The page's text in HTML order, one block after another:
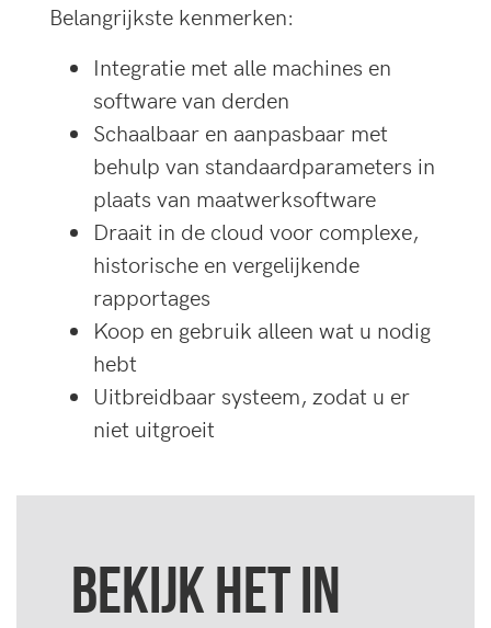
Belangrijkste kenmerken:
Integratie met alle machines en
software van derden
Schaalbaar en aanpasbaar met
behulp van standaardparameters in
plaats van maatwerksoftware
Draait in de cloud voor complexe,
historische en vergelijkende
rapportages
Koop en gebruik alleen wat u nodig
hebt
Uitbreidbaar systeem, zodat u er
niet uitgroeit
BEKIJK HET IN